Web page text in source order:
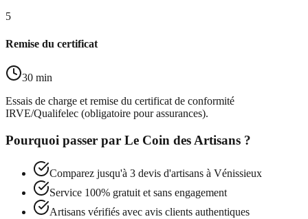
5
Remise du certificat
30 min
Essais de charge et remise du certificat de conformité
IRVE/Qualifelec (obligatoire pour assurances).
Pourquoi passer par Le Coin des Artisans ?
Comparez jusqu'à 3 devis d'artisans à Vénissieux
Service 100% gratuit et sans engagement
Artisans vérifiés avec avis clients authentiques